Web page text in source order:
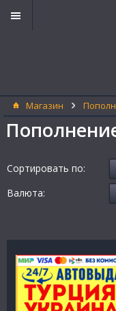
Магазин
Сортировать по:
Валюта: